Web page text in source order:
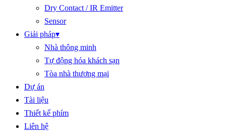
Dry Contact / IR Emitter
Sensor
Giải pháp▾
Nhà thông minh
Tự động hóa khách sạn
Tòa nhà thương mại
Dự án
Tài liệu
Thiết kế phím
Liên hệ